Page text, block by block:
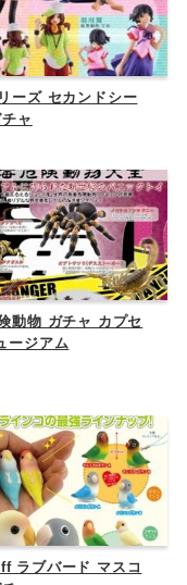
ーズ セカンドシー
ャ
動物 ガチャ カプセ
ージアム
ラブバード マスコ